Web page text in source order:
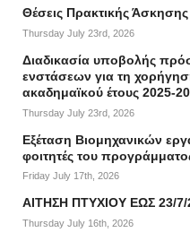
Θέσεις Πρακτικής
Thursday July 23rd, 2026
Διαδικασία υποβολής
ενστάσεων για τη
ακαδημαϊκού έτους 2025-
Thursday July 23rd, 2026
Εξέταση Βιομηχανικών
φοιτητές του
Friday July 17th, 2026
ΑΙΤΗΣΗ ΠΤΥΧΙΟΥ ΕΩΣ 23/7/
Thursday July 16th, 2026